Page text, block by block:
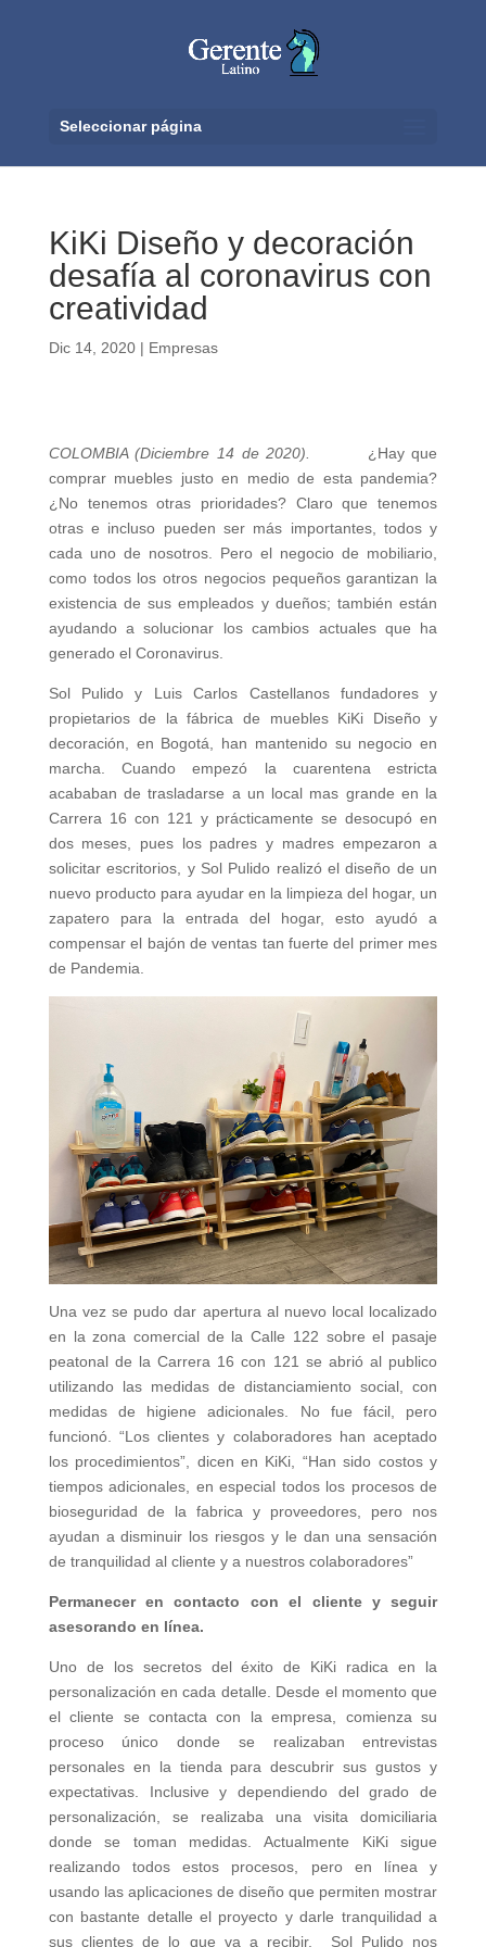
Seleccionar página
KiKi Diseño y decoración
desafía al coronavirus con
creatividad
Dic 14, 2020| Empresas
COLOMBIA (Diciembre 14 de 2020). ¿Hay que
comprar muebles justo en medio de esta pandemia?
¿No tenemos otras prioridades? Claro que tenemos
otras e incluso pueden ser más importantes, todos y
cada uno de nosotros. Pero el negocio de mobiliario,
como todos los otros negocios pequeños garantizan la
existencia de sus empleados y dueños; también están
ayudando a solucionar los cambios actuales que ha
generado el Coronavirus.
Sol Pulido y Luis Carlos Castellanos fundadores y
propietarios de la fábrica de muebles KiKi Diseño y
decoración, en Bogotá, han mantenido su negocio en
marcha. Cuando empezó la cuarentena estricta
acababan de trasladarse a un local mas grande en la
Carrera 16 con 121 y prácticamente se desocupó en
dos meses, pues los padres y madres empezaron a
solicitar escritorios, y Sol Pulido realizó el diseño de un
nuevo producto para ayudar en la limpieza del hogar, un
zapatero para la entrada del hogar, esto ayudó a
compensar el bajón de ventas tan fuerte del primer mes
de Pandemia.
Una vez se pudo dar apertura al nuevo local localizado
en la zona comercial de la Calle 122 sobre el pasaje
peatonal de la Carrera 16 con 121 se abrió al publico
utilizando las medidas de distanciamiento social, con
medidas de higiene adicionales. No fue fácil, pero
funcionó. “Los clientes y colaboradores han aceptado
los procedimientos”, dicen en KiKi, “Han sido costos y
tiempos adicionales, en especial todos los procesos de
bioseguridad de la fabrica y proveedores, pero nos
ayudan a disminuir los riesgos y le dan una sensación
de tranquilidad al cliente y a nuestros colaboradores”
Permanecer en contacto con el cliente y seguir
asesorando en línea.
Uno de los secretos del éxito de KiKi radica en la
personalización en cada detalle. Desde el momento que
el cliente se contacta con la empresa, comienza su
proceso único donde se realizaban entrevistas
personales en la tienda para descubrir sus gustos y
expectativas. Inclusive y dependiendo del grado de
personalización, se realizaba una visita domiciliaria
donde se toman medidas. Actualmente KiKi sigue
realizando todos estos procesos, pero en línea y
usando las aplicaciones de diseño que permiten mostrar
con bastante detalle el proyecto y darle tranquilidad a
sus clientes de lo que va a recibir. Sol Pulido nos